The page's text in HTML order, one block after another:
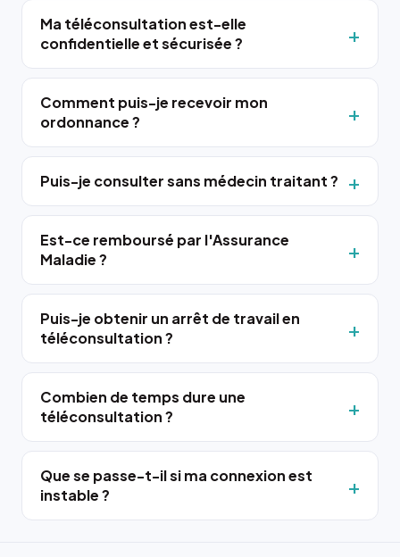
Ma téléconsultation est-elle
confidentielle et sécurisée ?
Comment puis-je recevoir mon
ordonnance ?
Puis-je consulter sans médecin traitant ?
Est-ce remboursé par l'Assurance
Maladie ?
Puis-je obtenir un arrêt de travail en
téléconsultation ?
Combien de temps dure une
téléconsultation ?
Que se passe-t-il si ma connexion est
instable ?